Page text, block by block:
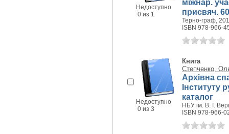
Недоступно
0 из 1
міжнар.
присвяч.
Терно-граф,
ISBN 978-966-
Недоступно
0 из 3
Книга
Степченко,
Архівна
Інституту
каталог
НБУ ім. В. І.
ISBN 978-966-